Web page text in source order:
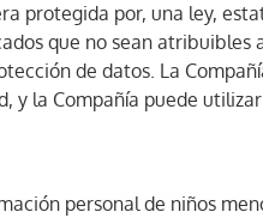
protegida por, una ley,
que no sean atribuibles
de datos. La
y la Compañía puede
personal de niños